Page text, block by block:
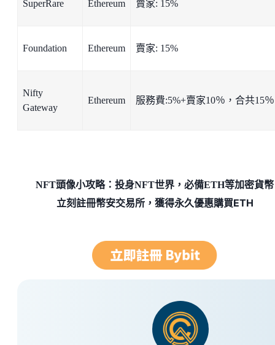
SuperRare Ethereum 賣家: 15%
Foundation Ethereum 賣家: 15%
Nifty
Gateway
Ethereum 服務費:5%+賣家10％，合共15％
NFT頭像小攻略：投身NFT世界，必備ETH等加密貨幣
立刻註冊幣安交易所，獲得永久優惠購買ETH